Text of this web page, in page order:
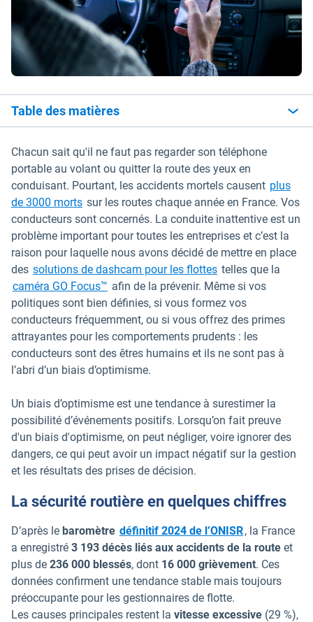
Table des matières
Chacun sait qu'il ne faut pas regarder son téléphone
portable au volant ou quitter la route des yeux en
conduisant. Pourtant, les accidents mortels causent plus
de 3000 mortsOuvrir dans une nouvelle fenêtre
sur les routes chaque année en France. Vos
conducteurs sont concernés. La conduite inattentive est un
problème important pour toutes les entreprises et c’est la
raison pour laquelle nous avons décidé de mettre en place
des solutions de dashcam pour les flottes telles que la
caméra GO Focus™ afin de la prévenir. Même si vos
politiques sont bien définies, si vous formez vos
conducteurs fréquemment, ou si vous offrez des primes
attrayantes pour les comportements prudents : les
conducteurs sont des êtres humains et ils ne sont pas à
l’abri d’un biais d’optimisme.
Un biais d’optimisme est une tendance à surestimer la
possibilité d’événements positifs. Lorsqu’on fait preuve
d'un biais d'optimisme, on peut négliger, voire ignorer des
dangers, ce qui peut avoir un impact négatif sur la gestion
et les résultats des prises de décision.
La sécurité routière en quelques chiffres
D’après le baromètre définitif 2024 de l’ONISROuvrir dans
, la France
a enregistré 3 193 décès liés aux accidents de la route et
plus de 236 000 blessés, dont 16 000 grièvement. Ces
données confirment une tendance stable mais toujours
préoccupante pour les gestionnaires de flotte.
Les causes principales restent la vitesse excessive (29 %),